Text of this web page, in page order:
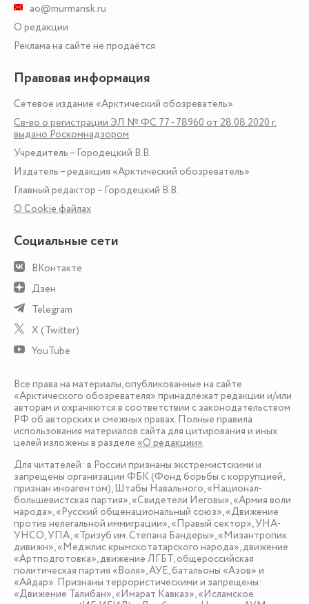
ao@murmansk.ru
О редакции
Реклама на сайте не продаётся
Правовая информация
Сетевое издание «Арктический обозреватель»
Св-во о регистрации ЭЛ № ФС 77 - 78960 от 28.08.2020 г.
выдано Роскомнадзором
Учредитель – Городецкий В.В.
Издатель – редакция «Арктический обозреватель»
Главный редактор – Городецкий В.В.
О Сookie файлах
Социальные сети
ВКонтакте
Дзен
Telegram
X (Twitter)
YouTube
Все права на материалы, опубликованные на сайте
«Арктического обозревателя» принадлежат редакции и/или
авторам и охраняются в соответствии с законодательством
РФ об авторских и смежных правах. Полные правила
использования материалов сайта для цитирования и иных
целей изложены в разделе «О редакции».
Для читателей: в России признаны экстремистскими и
запрещены организации ФБК (Фонд борьбы с коррупцией,
признан иноагентом), Штабы Навального, «Национал-
большевистская партия», «Свидетели Иеговы», «Армия воли
народа», «Русский общенациональный союз», «Движение
против нелегальной иммиграции», «Правый сектор», УНА-
УНСО, УПА, «Тризуб им. Степана Бандеры», «Мизантропик
дивижн», «Меджлис крымскотатарского народа», движение
«Артподготовка», движение ЛГБТ, общероссийская
политическая партия «Воля», АУЕ, батальоны «Азов» и
«Айдар». Признаны террористическими и запрещены:
«Движение Талибан», «Имарат Кавказ», «Исламское